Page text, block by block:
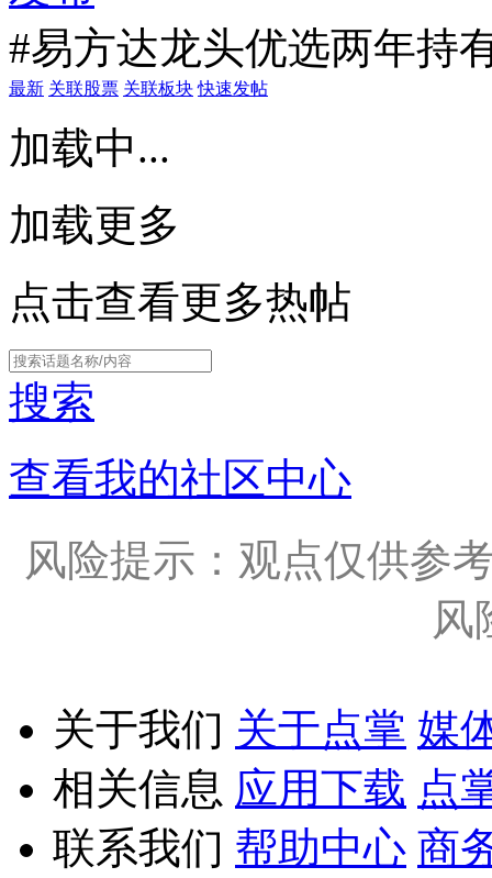
#易方达龙头优选两年持
最新 关联股票 关联板块 快速发帖
加载中...
加载更多
点击查看更多热帖
搜索
查看我的社区中心
风险提示：观点仅供参
风
关于我们 关于点掌 媒
相关信息 应用下载 点
联系我们 帮助中心 商